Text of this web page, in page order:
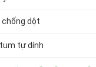
dột
tự dính